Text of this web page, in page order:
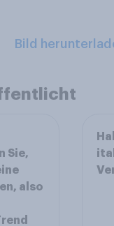
Bild
Sie,
also